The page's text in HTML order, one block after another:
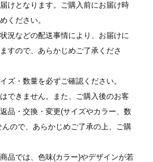
けとなります。ご購入前にお届け時
ください。
況などの配送事情により、お届けに
すので、あらかじめご了承くださ
ズ・数量を必ずご確認ください。
できません。また、ご購入後のお客
品・交換・変更(サイズやカラー、数
ので、あらかじめご了承の上、ご購
品では、色味(カラー)やデザインが若
置後も変更できます